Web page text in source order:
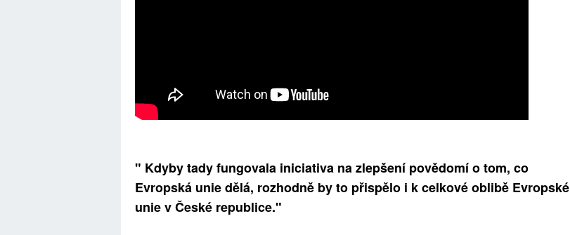
" Kdyby tady fungovala iniciativa na zlepšení povědomí o tom, co
Evropská unie dělá, rozhodně by to přispělo i k celkové oblibě Evropské
unie v České republice."